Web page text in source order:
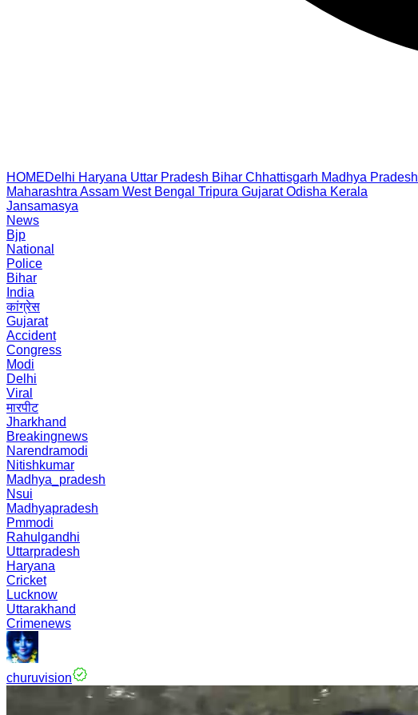
HOMEDelhi Haryana Uttar Pradesh Bihar Chhattisgarh Madhya Pradesh
Maharashtra Assam West Bengal Tripura Gujarat Odisha Kerala
Jansamasya
News
Bjp
National
Police
Bihar
India
कांग्रेस
Gujarat
Accident
Congress
Modi
Delhi
Viral
मारपीट
Jharkhand
Breakingnews
Narendramodi
Nitishkumar
Madhya_pradesh
Nsui
Madhyapradesh
Pmmodi
Rahulgandhi
Uttarpradesh
Haryana
Cricket
Lucknow
Uttarakhand
Crimenews
churuvision